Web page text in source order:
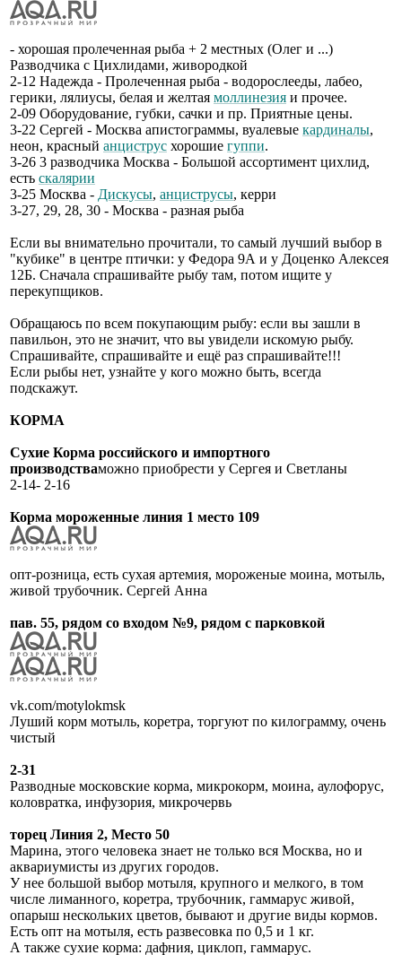
- хорошая пролеченная рыба + 2 местных (Олег и ...)
Разводчика с Цихлидами, живородкой
2-12 Надежда - Пролеченная рыба - водорослееды, лабео,
герики, лялиусы, белая и желтая моллинезия и прочее.
2-09 Оборудование, губки, сачки и пр. Приятные цены.
3-22 Сергей - Москва апистограммы, вуалевые кардиналы,
неон, красный анциструс хорошие гуппи.
3-26 3 разводчика Москва - Большой ассортимент цихлид,
есть скалярии
3-25 Москва - Дискусы, анциструсы, керри
3-27, 29, 28, 30 - Москва - разная рыба
Если вы внимательно прочитали, то самый лучший выбор в
"кубике" в центре птички: у Федора 9А и у Доценко Алексея
12Б. Сначала спрашивайте рыбу там, потом ищите у
перекупщиков.
Обращаюсь по всем покупающим рыбу: если вы зашли в
павильон, это не значит, что вы увидели искомую рыбу.
Спрашивайте, спрашивайте и ещё раз спрашивайте!!!
Если рыбы нет, узнайте у кого можно быть, всегда
подскажут.
КОРМА
Сухие Корма российского и импортного
производстваможно приобрести у Сергея и Светланы
2-14- 2-16
Корма мороженные линия 1 место 109
опт-розница, есть сухая артемия, мороженые моина, мотыль,
живой трубочник. Сергей Анна
пав. 55, рядом со входом №9, рядом с парковкой
vk.com/motylokmsk
Луший корм мотыль, коретра, торгуют по килограмму, очень
чистый
2-31
Разводные московские корма, микрокорм, моина, аулофорус,
коловратка, инфузория, микрочервь
торец Линия 2, Место 50
Марина, этого человека знает не только вся Москва, но и
аквариумисты из других городов.
У нее большой выбор мотыля, крупного и мелкого, в том
числе лиманного, коретра, трубочник, гаммарус живой,
опарыш нескольких цветов, бывают и другие виды кормов.
Есть опт на мотыля, есть развесовка по 0,5 и 1 кг.
А также сухие корма: дафния, циклоп, гаммарус.